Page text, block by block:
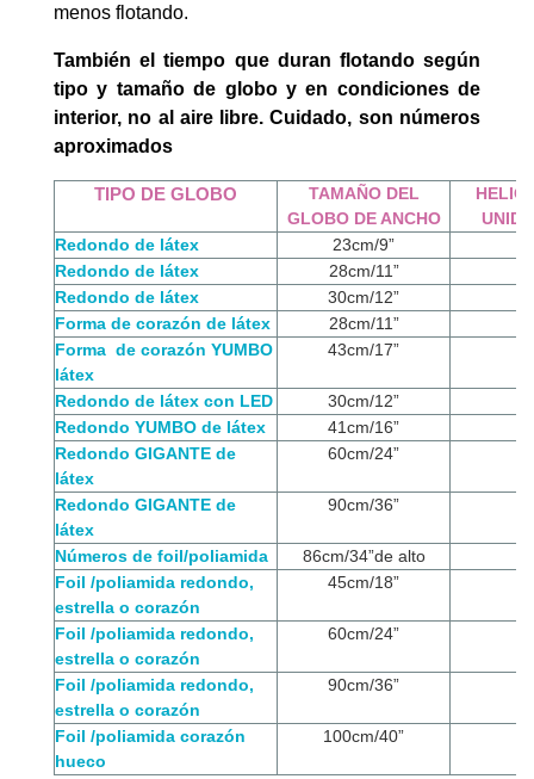
menos flotando.
También el tiempo que duran flotando según
tipo y tamaño de globo y en condiciones de
interior, no al aire libre. Cuidado, son números
aproximados
TIPO DE GLOBO
TAMAÑO DEL
GLOBO DE ANCHO
HELIO
Redondo de látex
23cm/9”
Redondo de látex
28cm/11”
Redondo de látex
30cm/12”
Forma de corazón de látex
28cm/11”
Forma de corazón YUMBO
látex
43cm/17”
Redondo de látex con LED
30cm/12”
Redondo YUMBO de látex
41cm/16”
Redondo GIGANTE de
látex
60cm/24”
Redondo GIGANTE de
látex
90cm/36”
Números de foil/poliamida
86cm/34”de alto
Foil /poliamida redondo,
estrella o corazón
45cm/18”
Foil /poliamida redondo,
estrella o corazón
60cm/24”
Foil /poliamida redondo,
estrella o corazón
90cm/36”
Foil /poliamida corazón
hueco
100cm/40”